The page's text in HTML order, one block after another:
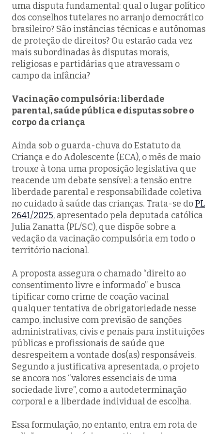
uma disputa fundamental: qual o lugar político
dos conselhos tutelares no arranjo democrático
brasileiro? São instâncias técnicas e autônomas
de proteção de direitos? Ou estarão cada vez
mais subordinadas às disputas morais,
religiosas e partidárias que atravessam o
campo da infância?
Vacinação compulsória: liberdade
parental, saúde pública e disputas sobre o
corpo da criança
Ainda sob o guarda-chuva do Estatuto da
Criança e do Adolescente (ECA), o mês de maio
trouxe à tona uma proposição legislativa que
reacende um debate sensível: a tensão entre
liberdade parental e responsabilidade coletiva
no cuidado à saúde das crianças. Trata-se doPL
2641/2025, apresentado pela deputada católica
Julia Zanatta (PL/SC), que dispõe sobre a
vedação da vacinação compulsória em todo o
território nacional.
A proposta assegura o chamado “direito ao
consentimento livre e informado” e busca
tipificar como crime de coação vacinal
qualquer tentativa de obrigatoriedade nesse
campo, inclusive com previsão de sanções
administrativas, civis e penais para instituições
públicas e profissionais de saúde que
desrespeitem a vontade dos(as) responsáveis.
Segundo a justificativa apresentada, o projeto
se ancora nos “valores essenciais de uma
sociedade livre”, como a autodeterminação
corporal e a liberdade individual de escolha.
Essa formulação, no entanto, entra em rota de